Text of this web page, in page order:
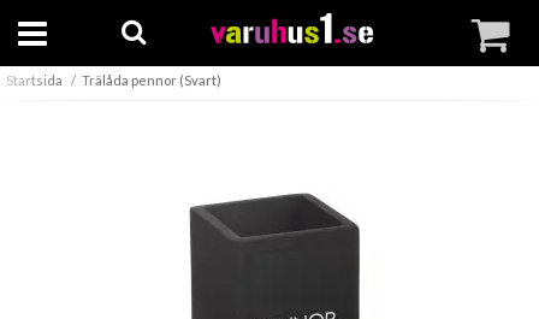
Startsida Trälåda pennor (Svart)